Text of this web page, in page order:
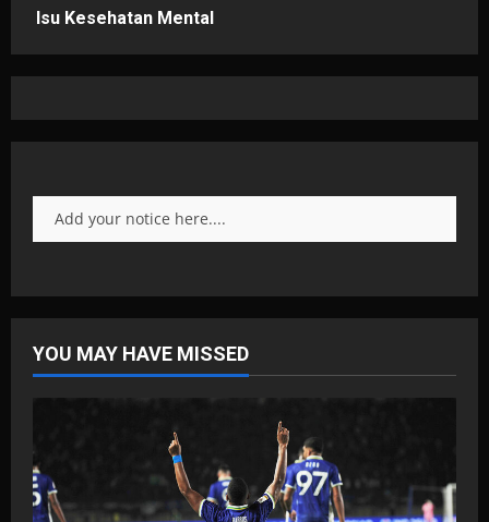
Isu Kesehatan Mental
Add your notice here....
YOU MAY HAVE MISSED